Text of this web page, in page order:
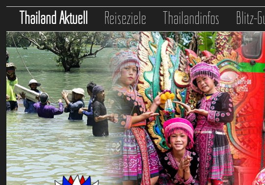
Thailand Aktuell Reiseziele Thailandinfos Blitz-